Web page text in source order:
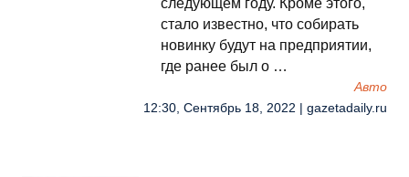
следующем году. Кроме этого,
стало известно, что собирать
новинку будут на предприятии,
где ранее был о …
Авто
12:30, Сентябрь 18, 2022 | gazetadaily.ru